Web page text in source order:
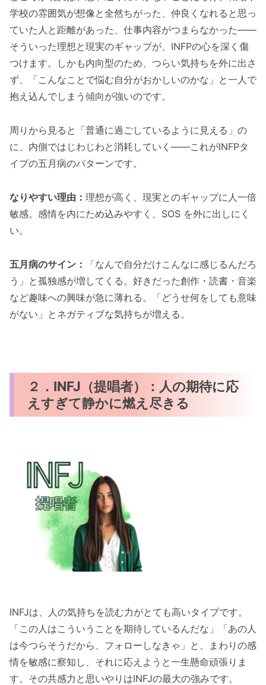
学校の雰囲気が想像と全然ちがった、仲良くなれると思っ
ていた人と距離があった、仕事内容がつまらなかった——
そういった理想と現実のギャップが、INFPの心を深く傷
つけます。しかも内向型のため、つらい気持ちを外に出さ
ず、「こんなことで悩む自分がおかしいのかな」と一人で
抱え込んでしまう傾向が強いのです。
周りから見ると「普通に過ごしているように見える」の
に、内側ではじわじわと消耗していく——これがINFPタ
イプの五月病のパターンです。
なりやすい理由： 理想が高く、現実とのギャップに人一倍
敏感。感情を内にため込みやすく、SOS を外に出しにく
い。
五月病のサイン：
「なんで自分だけこんなに感じるんだろ
う」と孤独感が増してくる。好きだった創作・読書・音楽
など趣味への興味が急に薄れる。「どうせ何をしても意味
がない」とネガティブな気持ちが増える。
２．INFJ（提唱者）：人の期待に応
えすぎて静かに燃え尽きる
INFJは、人の気持ちを読む力がとても高いタイプです。
「この人はこういうことを期待しているんだな」「あの人
は今つらそうだから、フォローしなきゃ」と、まわりの感
情を敏感に察知し、それに応えようと一生懸命頑張りま
す。その共感力と思いやりはINFJの最大の強みです。